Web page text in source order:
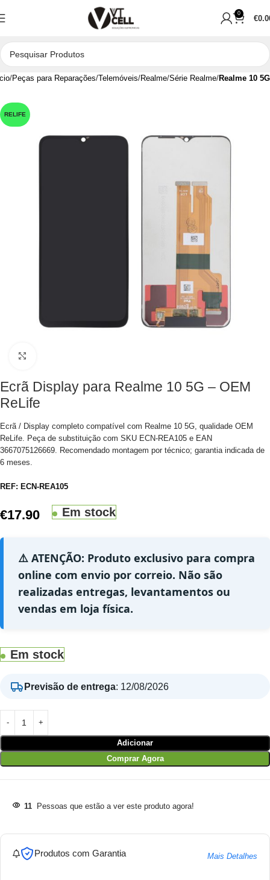
0
€
Peças para Reparações Telemóveis Realme Série Realme Realme 10 5G
RELIFE
Ecrã Display para Realme 10 5G – OEM
ReLife
Ecrã / Display completo compatível com Realme 10 5G, qualidade OEM
ReLife. Peça de substituição com SKU ECN-REA105 e EAN
3667075126669. Recomendado montagem por técnico; garantia indicada de
6 meses.
REF: ECN-REA105
€17.90 Em stock
⚠️ ATENÇÃO: Produto exclusivo para compra
online com envio por correio. Não são
realizadas entregas, levantamentos ou
vendas em loja física.
Em stock
Previsão de entrega: 12/08/2026
Adicionar
Comprar Agora
11 Pessoas que estão a ver este produto agora!
Produtos com Garantia Mais Detalhes